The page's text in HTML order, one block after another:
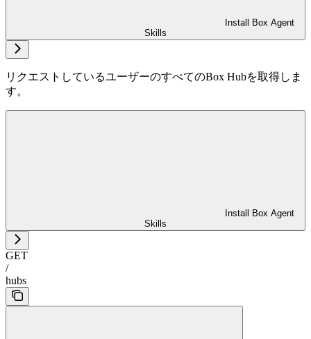
Install Box Agent
Skills
リクエストしているユーザーのすべてのBox Hubを取得しま
す。
Install Box Agent
Skills
GET
/
hubs